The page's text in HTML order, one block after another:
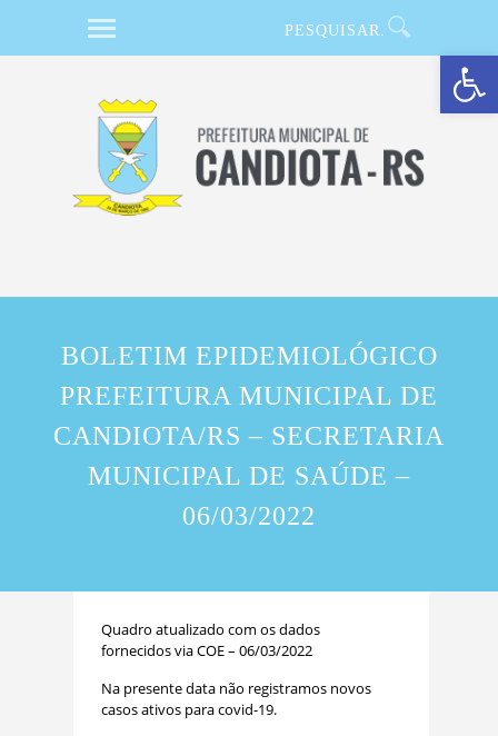
Barra de Ferramentas Aberta
BOLETIM EPIDEMIOLÓGICO
PREFEITURA MUNICIPAL DE
CANDIOTA/RS – SECRETARIA
MUNICIPAL DE SAÚDE –
06/03/2022
Quadro atualizado com os dados
fornecidos via COE – 06/03/2022
Na presente data não registramos novos
casos ativos para covid-19.